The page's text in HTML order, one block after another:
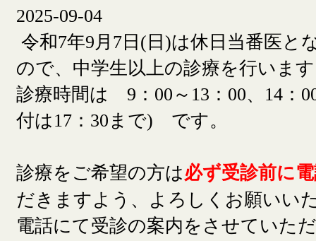
2025-09-04
令和7年9月7日(日)は休日当番医と
ので、中学生以上の診療を行います
診療時間は 9：00～13：00、14：
付は17：30まで) です。
診療をご希望の方は必ず受診前に
だきますよう、よろしくお願いい
電話にて受診の案内をさせていた